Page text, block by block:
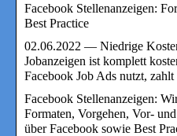
Facebook Stellenanzeigen:
Best Practice
02.06.2022 — Niedrige
Jobanzeigen ist komplett
Facebook Job Ads nutzt,
Facebook Stellenanzeigen:
Formaten, Vorgehen, Vor-
über Facebook sowie Best